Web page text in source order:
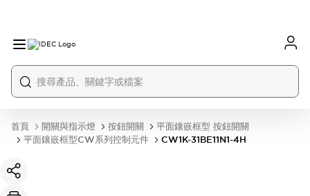
首頁 開關與指示燈 按鈕開關
平面鑲嵌框型 按鈕開關
平面鑲嵌框型CW系列控制元件
CW1K-31BE11N1-4H